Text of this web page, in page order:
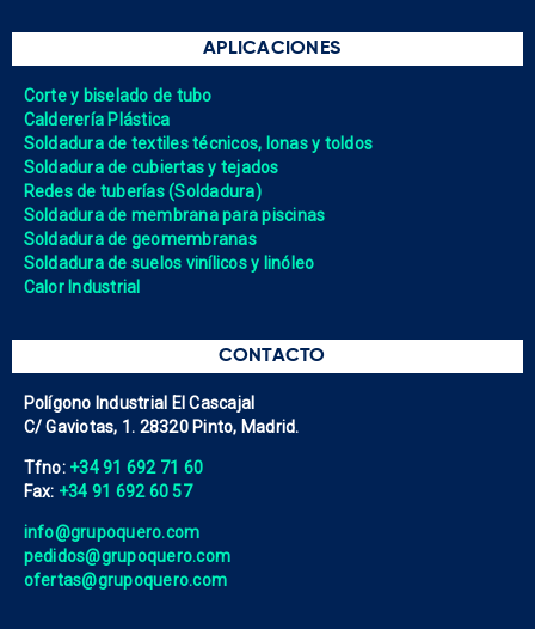
APLICACIONES
Corte y biselado de tubo
Calderería Plástica
Soldadura de textiles técnicos, lonas y toldos
Soldadura de cubiertas y tejados
Redes de tuberías (Soldadura)
Soldadura de membrana para piscinas
Soldadura de geomembranas
Soldadura de suelos vinílicos y linóleo
Calor Industrial
CONTACTO
Polígono Industrial El Cascajal
C/ Gaviotas, 1. 28320 Pinto, Madrid.
Tfno: +34 91 692 71 60
Fax: +34 91 692 60 57
info@grupoquero.com
pedidos@grupoquero.com
ofertas@grupoquero.com